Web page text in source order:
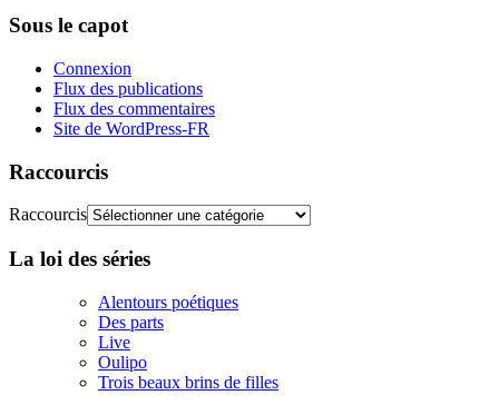
Sous le capot
Connexion
Flux des publications
Flux des commentaires
Site de WordPress-FR
Raccourcis
Raccourcis
La loi des séries
Alentours poétiques
Des parts
Live
Oulipo
Trois beaux brins de filles